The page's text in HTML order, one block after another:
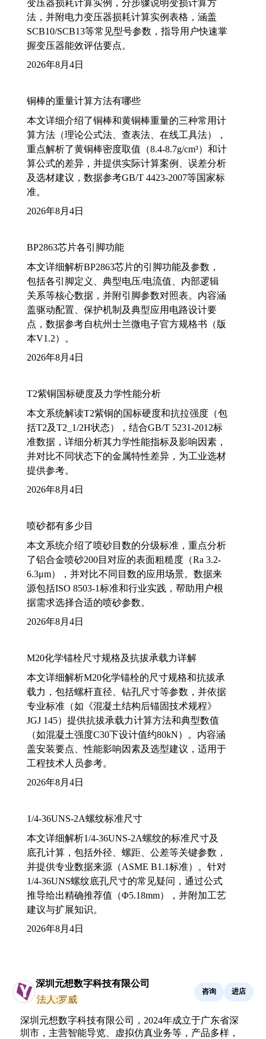
变压器损耗计算实例，分步骤说明变损计算方
法，并附电力变压器损耗计算实例表格，涵盖
SCB10/SCB13等常见型号参数，指导用户快速掌
握变压器能效评估要点。
2026年8月4日
铜棒的重量计算方法有哪些
本文详细介绍了铜棒和黄铜棒重量的三种常用计
算方法（理论公式法、查表法、在线工具法），
重点解析了黄铜棒密度取值（8.4-8.7g/cm³）和计
算公式的差异，并提供实际计算案例、误差分析
及选材建议，数据参考GB/T 4423-2007等国家标
准。
2026年8月4日
BP2863芯片各引脚功能
本文详细解析BP2863芯片的引脚功能及参数，
包括各引脚定义、典型电压/电流值、内部逻辑
关系等核心数据，并附引脚参数对照表。内容涵
盖驱动配置、保护机制及典型应用电路设计要
点，数据参考自杭州士兰微电子官方规格书（版
本V1.2）。
2026年8月4日
T2紫铜国标硬度及力学性能分析
本文系统解读T2紫铜的国标硬度和抗拉强度（包
括T2及T2_1/2H状态），结合GB/T 5231-2012标
准数据，详细分析其力学性能指标及影响因素，
并对比不同状态下的金属特性差异，为工业选材
提供参考。
2026年8月4日
喷砂都有多少目
本文系统介绍了喷砂目数的分级标准，重点分析
了铝合金喷砂200目对应的表面粗糙度（Ra 3.2-
6.3μm），并对比不同目数的应用场景。数据来
源包括ISO 8503-1标准和行业实践，帮助用户根
据需求选择合适的喷砂参数。
2026年8月4日
M20化学锚栓尺寸规格及抗拔承载力详解
本文详细解析M20化学锚栓的尺寸规格和抗拔承
载力，包括螺杆直径、钻孔尺寸等参数，并依据
专业标准（如《混凝土结构后锚固技术规程》
JGJ 145）提供抗拔承载力计算方法和典型数值
（如混凝土强度C30下设计值约80kN）。内容涵
盖安装要点、性能影响因素及选型建议，适用于
工程技术人员参考。
2026年8月4日
1/4-36UNS-2A螺纹标准尺寸
本文详细解析1/4-36UNS-2A螺纹的标准尺寸及
底孔计算，包括外径、螺距、公差等关键参数，
并提供专业数据来源（ASME B1.1标准）。针对
1/4-36UNS螺纹底孔尺寸的常见疑问，通过公式
推导给出精确推荐值（Φ5.18mm），并附加工艺
建议与扩展知识。
2026年8月4日
深圳元想数字科技有限公司
法人:罗威
咨询 进店
深圳元想数字科技有限公司，2024年成立于广东省深
圳市，主营智能导览、虚拟仿真业务等，产品多样，